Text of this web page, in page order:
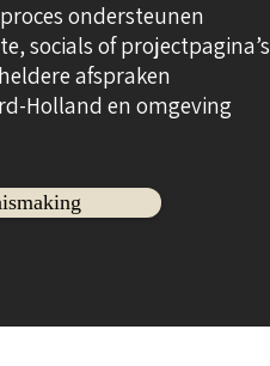
ondersteunen
socials of projectpagina’s
afspraken
Holland en omgeving